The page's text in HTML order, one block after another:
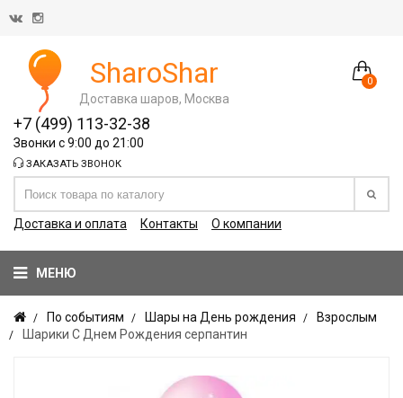
0
SharoShar
Доставка шаров, Москва
+7 (499) 113-32-38
Звонки с 9:00 до 21:00
ЗАКАЗАТЬ ЗВОНОК
Доставка и оплата Контакты О компании
МЕНЮ
По событиям Шары на День рождения
Взрослым
Шарики С Днем Рождения серпантин